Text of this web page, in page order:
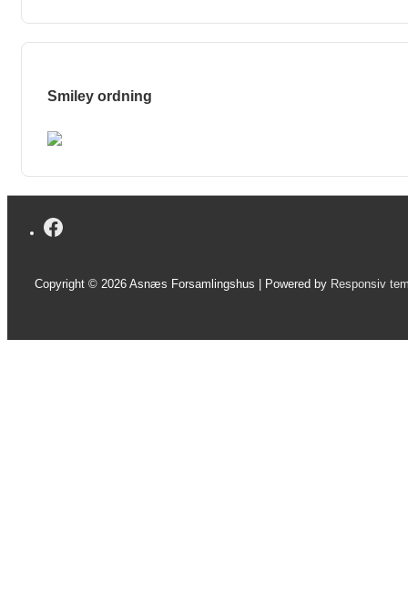
Smiley ordning
Copyright © 2026 Asnæs Forsamlingshus | Powered by Responsiv